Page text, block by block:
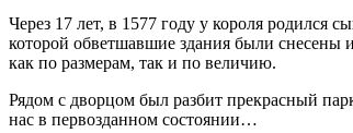
Через 17 лет, в 1577 году у короля родился
которой обветшавшие здания были снесены
как по размерам, так и по величию.
Рядом с дворцом был разбит прекрасный
нас в первозданном состоянии…